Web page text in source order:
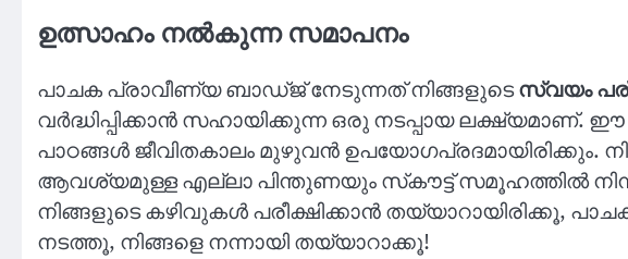
ഉത്സാഹം നൽകുന്ന സമാപനം
പാചക പ്രാവീണ്യ ബാഡ്ജ് നേടുന്നത് നിങ്ങളുടെസ്വയം
വർദ്ധിപ്പിക്കാൻ സഹായിക്കുന്ന ഒരു നടപ്പായ ലക്ഷ്യമാണ്.
പാഠങ്ങൾ ജീവിതകാലം മുഴുവൻ
ആവശ്യമുള്ള എല്ലാ പിന്തുണയും സ്‌കൗട്ട് സമൂഹത്തിൽ
നിങ്ങളുടെ കഴിവുകൾ പരീക്ഷിക്കാൻ തയ്യാറായിരിക്കൂ,
നടത്തൂ, നിങ്ങളെ നന്നായി തയ്യാറാക്കൂ!